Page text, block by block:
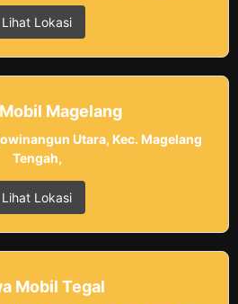
Lihat Lokasi
Magelang
Utara, Kec. Magelang
Tengah,
Lihat Lokasi
Mobil Tegal